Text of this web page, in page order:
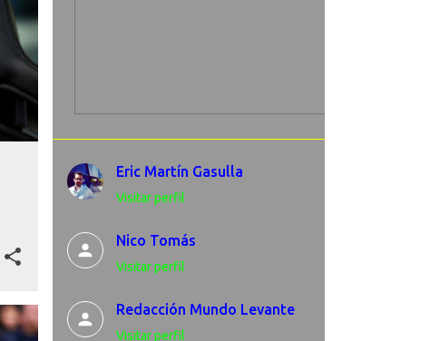
Eric Martín Gasulla
Visitar perfil
Nico Tomás
Visitar perfil
Redacción Mundo Levante
Visitar perfil